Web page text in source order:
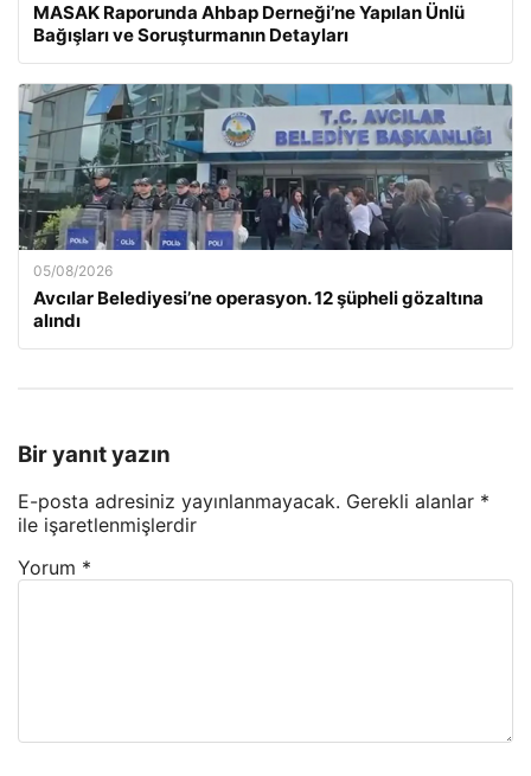
MASAK Raporunda Ahbap Derneği’ne Yapılan Ünlü
Bağışları ve Soruşturmanın Detayları
05/08/2026
Avcılar Belediyesi’ne operasyon. 12 şüpheli gözaltına
alındı
Bir yanıt yazın
E-posta adresiniz yayınlanmayacak. Gerekli alanlar *
ile işaretlenmişlerdir
Yorum *